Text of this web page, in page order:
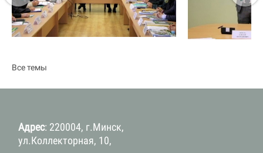
Все темы
Адрес: 220004, г.Минск,
ул.Коллекторная, 10,